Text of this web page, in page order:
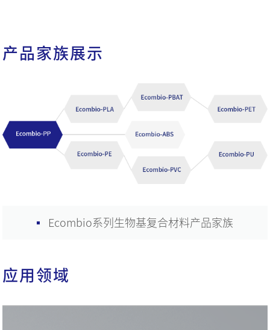
产品家族展示
Ecombio系列生物基复合材料产品家族
应用领域